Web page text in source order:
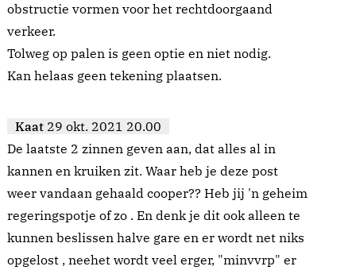
obstructie vormen voor het rechtdoorgaand
verkeer.
Tolweg op palen is geen optie en niet nodig.
Kan helaas geen tekening plaatsen.
Kaat 29 okt. 2021 20.00
De laatste 2 zinnen geven aan, dat alles al in
kannen en kruiken zit. Waar heb je deze post
weer vandaan gehaald cooper?? Heb jij 'n geheim
regeringspotje of zo . En denk je dit ook alleen te
kunnen beslissen halve gare en er wordt net niks
opgelost , neehet wordt veel erger, "minvvrp" er